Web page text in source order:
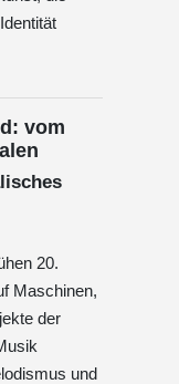
vom
20.
Maschinen,
der
und